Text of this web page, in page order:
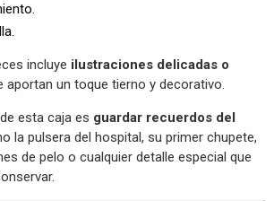
incluye ilustraciones delicadas o
aportan un toque tierno y decorativo.
esta caja es guardar recuerdos del
la pulsera del hospital, su primer chupete,
de pelo o cualquier detalle especial que